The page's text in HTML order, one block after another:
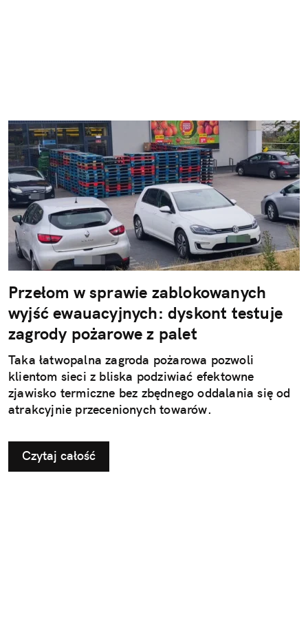
Przełom w sprawie zablokowanych
wyjść ewauacyjnych: dyskont testuje
zagrody pożarowe z palet
Taka łatwopalna zagroda pożarowa pozwoli
klientom sieci z bliska podziwiać efektowne
zjawisko termiczne bez zbędnego oddalania się od
atrakcyjnie przecenionych towarów.
Czytaj całość